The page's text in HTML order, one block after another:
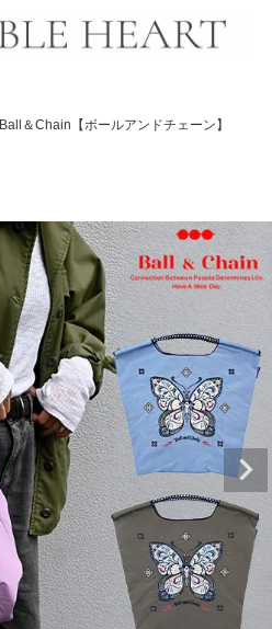
Ball＆Chain【ボールアンドチェーン】